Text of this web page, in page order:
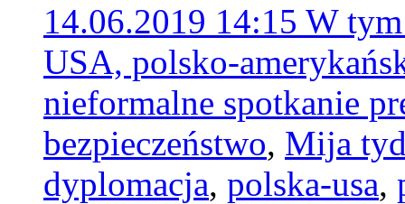
14.06.2019 14:15 W
USA, polsko-
nieformalne spotkanie
bezpieczeństwo, Mija
dyplomacja, polska-usa,